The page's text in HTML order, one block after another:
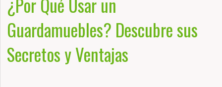
Guardamuebles? Descubre sus
Secretos y Ventajas